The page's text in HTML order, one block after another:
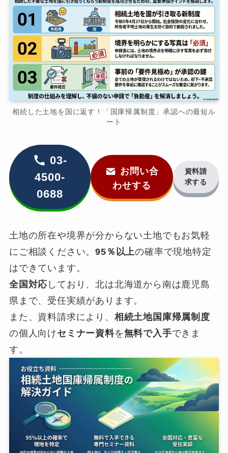
相続した土地を国に返す！「国庫帰属制度」承認への最短ル
ート
03-
4500-
0688
お問い合
わせする
資料請
求する
土地の所在や境界が分からない土地でもお気軽
にご相談ください。95％以上の確率で現地特定
はできています。
全国対応 しており、北は北海道から南は鹿児島
県まで、受任実績があります。
また、資料請求により、 相続土地国庫帰属制度
の個人向けセミナー資料を無料で入手できま
す。